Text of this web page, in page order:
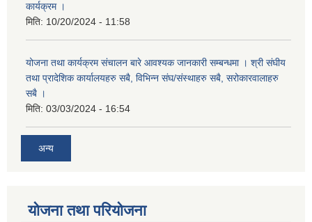
कार्यक्रम ।
मिति: 10/20/2024 - 11:58
योजना तथा कार्यक्रम संचालन बारे आवश्यक जानकारी सम्बन्धमा । श्री संघीय
तथा प्रादेशिक कार्यालयहरु सबै, विभिन्‍न संघ/संस्थाहरु सबै, सरोकारवालाहरु
सबै ।
मिति: 03/03/2024 - 16:54
अन्य
योजना तथा परियोजना